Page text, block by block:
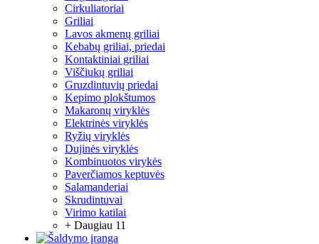
Cirkuliatoriai
Griliai
Lavos akmenų griliai
Kebabų griliai, priedai
Kontaktiniai griliai
Viščiukų griliai
Gruzdintuvių priedai
Kepimo plokštumos
Makaronų viryklės
Elektrinės viryklės
Ryžių viryklės
Dujinės viryklės
Kombinuotos virykės
Paverčiamos keptuvės
Salamanderiai
Skrudintuvai
Virimo katilai
+ Daugiau 11